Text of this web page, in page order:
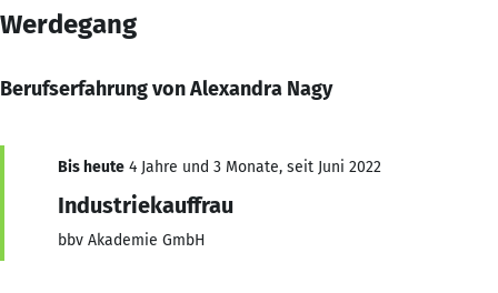
Werdegang
Berufserfahrung von Alexandra Nagy
Bis heute 4 Jahre und 3 Monate, seit Juni 2022
Industriekauffrau
bbv Akademie GmbH